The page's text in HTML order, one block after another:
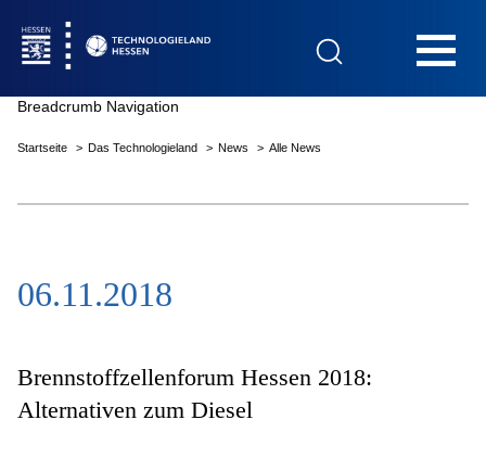
Das Technologieland
Innovationsfelder
Breadcrumb Navigation
Startseite Das Technologieland News Alle News
06.11.2018
Brennstoffzellenforum Hessen 2018:
Alternativen zum Diesel